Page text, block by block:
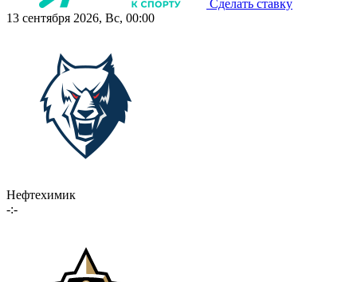
Сделать ставку
13 сентября 2026, Вс, 00:00
Нефтехимик
-:-